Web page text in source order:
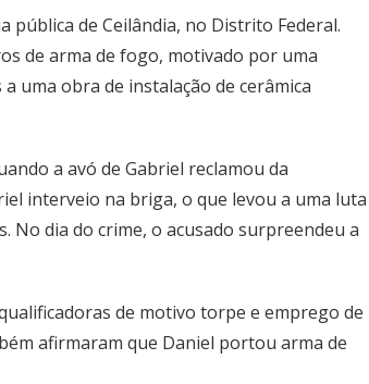
pública de Ceilândia, no Distrito Federal.
de arma de fogo, motivado por uma
uma obra de instalação de cerâmica
a avó de Gabriel reclamou da
interveio na briga, o que levou a uma luta
No dia do crime, o acusado surpreendeu a
de motivo torpe e emprego de
afirmaram que Daniel portou arma de